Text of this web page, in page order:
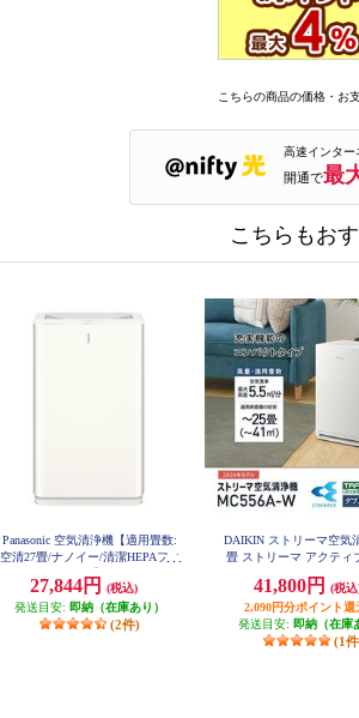
こちらの商品の価格・お
高速インター
開通で最
こちらもお
Panasonic 空気清浄機【適用畳数:
空清27畳/ナノイー/清潔HEPAフィ
27,844円
(税込)
発送目安: 即納（在庫あり）
(2件)
DAIKIN ストリーマ空気
畳 ストリーマ アクティ
41,800円
(税
2,090円分ポイント還
発送目安: 即納（在庫
(1